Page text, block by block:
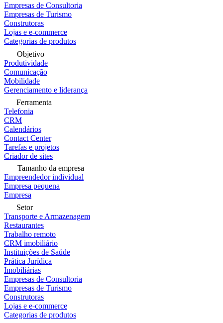
Empresas de Consultoria
Empresas de Turismo
Construtoras
Lojas e e-commerce
Categorias de produtos
Objetivo
Produtividade
Comunicação
Mobilidade
Gerenciamento e liderança
Ferramenta
Telefonia
CRM
Calendários
Contact Center
Tarefas e projetos
Criador de sites
Tamanho da empresa
Empreendedor individual
Empresa pequena
Empresa
Setor
Transporte e Armazenagem
Restaurantes
Trabalho remoto
CRM imobiliário
Instituições de Saúde
Prática Jurídica
Imobiliárias
Empresas de Consultoria
Empresas de Turismo
Construtoras
Lojas e e-commerce
Categorias de produtos